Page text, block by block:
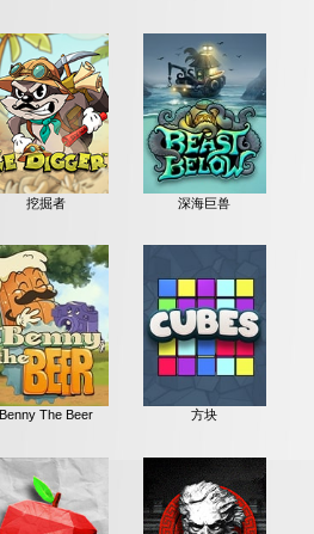
挖掘者 深海巨兽
Benny The Beer 方块